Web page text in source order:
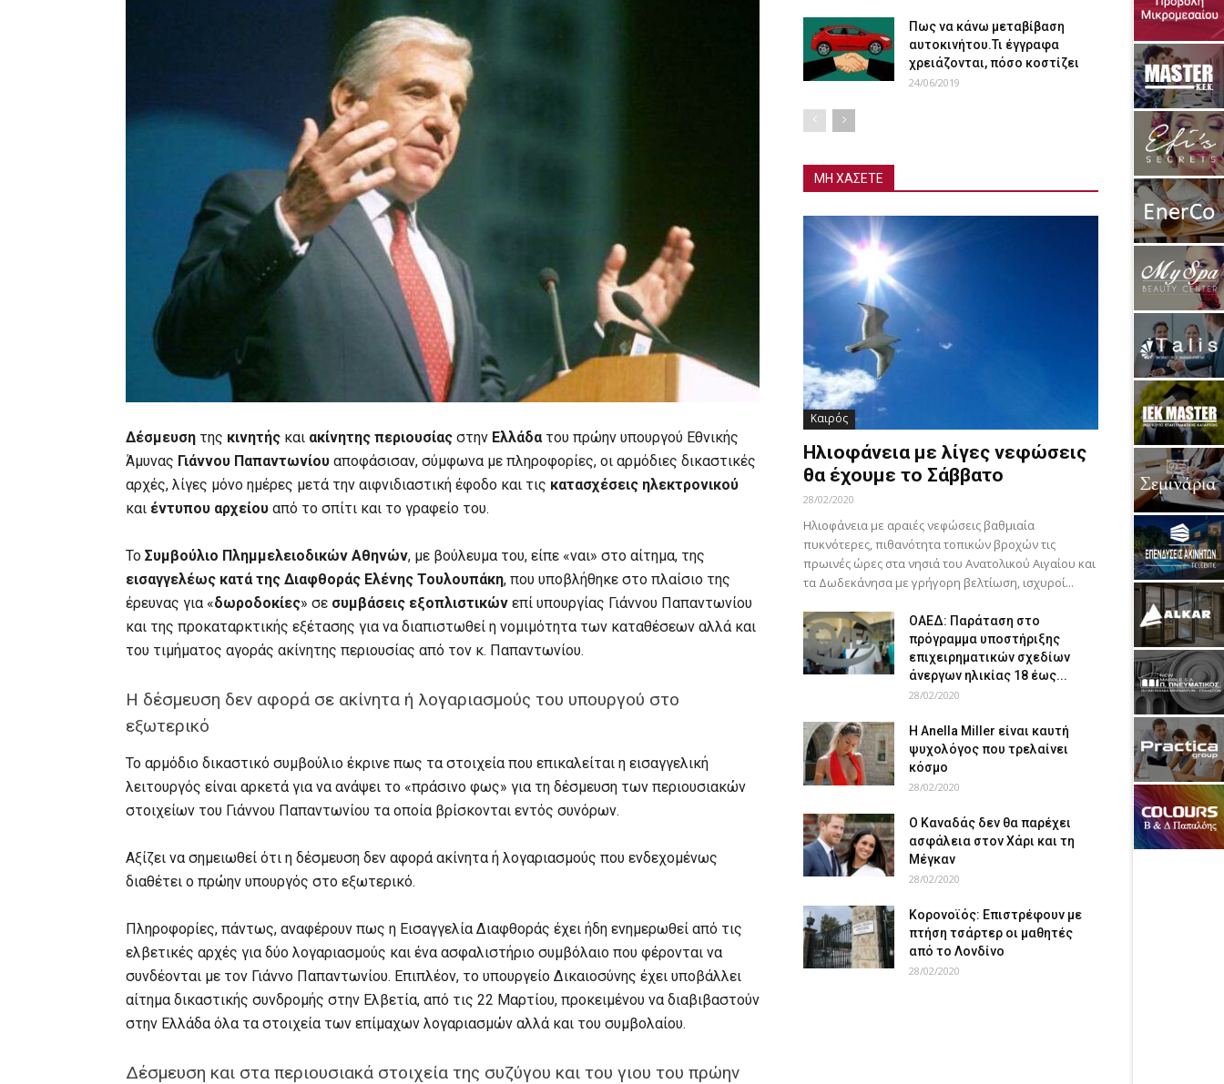
Δέσμευση της κινητής και ακίνητης περιουσίας στην Ελλάδατου πρώην υπουργού Εθνικής
Άμυνας Γιάννου Παπαντωνίου αποφάσισαν, σύμφωνα με πληροφορίες, οι αρμόδιες δικαστικές
αρχές, λίγες μόνο ημέρες μετά την αιφνιδιαστική έφοδο και τις κατασχέσεις ηλεκτρονικού
και έντυπου αρχείου από το σπίτι και το γραφείο του.
Το Συμβούλιο Πλημμελειοδικών Αθηνών, με βούλευμα του, είπε «ναι» στο αίτημα, της
εισαγγελέως κατά της Διαφθοράς Ελένης Τουλουπάκη, που υποβλήθηκε στο πλαίσιο της
έρευνας για «δωροδοκίες» σε συμβάσεις εξοπλιστικών επί υπουργίας Γιάννου Παπαντωνίου
και της προκαταρκτικής εξέτασης για να διαπιστωθεί η νομιμότητα των καταθέσεων αλλά και
του τιμήματος αγοράς ακίνητης περιουσίας από τον κ. Παπαντωνίου.
Η δέσμευση δεν αφορά σε ακίνητα ή λογαριασμούς του υπουργού στο
εξωτερικό
Το αρμόδιο δικαστικό συμβούλιο έκρινε πως τα στοιχεία που επικαλείται η εισαγγελική
λειτουργός είναι αρκετά για να ανάψει το «πράσινο φως» για τη δέσμευση των περιουσιακών
στοιχείων του Γιάννου Παπαντωνίου τα οποία βρίσκονται εντός συνόρων.
Αξίζει να σημειωθεί ότι η δέσμευση δεν αφορά ακίνητα ή λογαριασμούς που ενδεχομένως
διαθέτει ο πρώην υπουργός στο εξωτερικό.
Πληροφορίες, πάντως, αναφέρουν πως η Εισαγγελία Διαφθοράς έχει ήδη ενημερωθεί από τις
ελβετικές αρχές για δύο λογαριασμούς και ένα ασφαλιστήριο συμβόλαιο που φέρονται να
συνδέονται με τον Γιάννο Παπαντωνίου. Επιπλέον, το υπουργείο Δικαιοσύνης έχει υποβάλλει
αίτημα δικαστικής συνδρομής στην Ελβετία, από τις 22 Μαρτίου, προκειμένου να διαβιβαστούν
στην Ελλάδα όλα τα στοιχεία των επίμαχων λογαριασμών αλλά και του συμβολαίου.
Δέσμευση και στα περιουσιακά στοιχεία της συζύγου και του γιου του πρώην
Πως να κάνω μεταβίβαση
αυτοκινήτου.Τι έγγραφα
χρειάζονται, πόσο κοστίζει
24/06/2019
ΜΗ ΧΑΣΕΤΕ
Καιρός
Ηλιοφάνεια με λίγες νεφώσεις
θα έχουμε το Σάββατο
28/02/2020
Ηλιοφάνεια με αραιές νεφώσεις βαθμιαία
πυκνότερες, πιθανότητα τοπικών βροχών τις
πρωινές ώρες στα νησιά του Ανατολικού Αιγαίου και
τα Δωδεκάνησα με γρήγορη βελτίωση, ισχυροί...
ΟΑΕΔ: Παράταση στο
πρόγραμμα υποστήριξης
επιχειρηματικών σχεδίων
άνεργων ηλικίας 18 έως...
28/02/2020
Η Anella Miller είναι καυτή
ψυχολόγος που τρελαίνει
κόσμο
28/02/2020
Ο Καναδάς δεν θα παρέχει
ασφάλεια στον Χάρι και τη
Μέγκαν
28/02/2020
Κορονοϊός: Επιστρέφουν με
πτήση τσάρτερ οι μαθητές
από το Λονδίνο
28/02/2020